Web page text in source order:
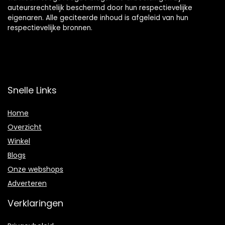
auteursrechtelijk beschermd door hun respectievelijke
eigenaren. Alle geciteerde inhoud is afgeleid van hun
respectievelijke bronnen.
Snelle Links
Home
Overzicht
Winkel
Blogs
Onze webshops
Adverteren
Verklaringen